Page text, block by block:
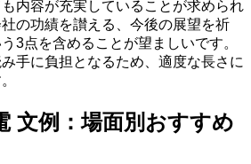
内容が充実していることが求められ
の功績を讃える、今後の展望を祈
3点を含めることが望ましいです。
手に負担となるため、適度な長さに
文例：場面別おすすめ